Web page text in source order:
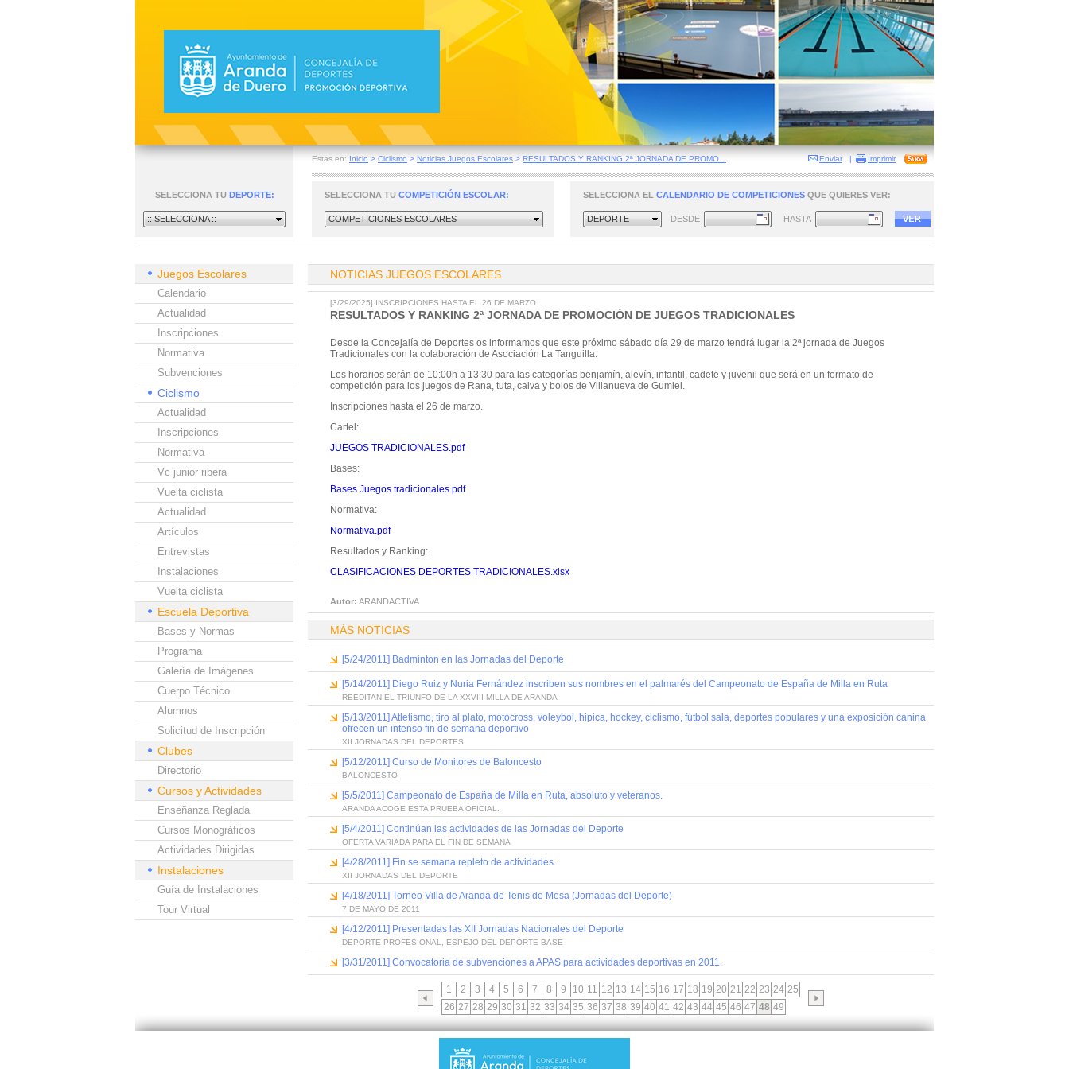
Estas en: Inicio > Ciclismo > Noticias Juegos Escolares > RESULTADOS Y RANKING 2ª JORNADA DE PROMO... Enviar | Imprimir
SELECCIONA TU DEPORTE:
:: SELECCIONA ::
SELECCIONA TU COMPETICIÓN ESCOLAR:
COMPETICIONES ESCOLARES
SELECCIONA EL CALENDARIO DE COMPETICIONES QUE QUIERES VER:
DEPORTE DESDE HASTA
Juegos Escolares
Calendario
Actualidad
Inscripciones
Normativa
Subvenciones
Ciclismo
Actualidad
Inscripciones
Normativa
Vc junior ribera
Vuelta ciclista
Actualidad
Artículos
Entrevistas
Instalaciones
Vuelta ciclista
Escuela Deportiva
Bases y Normas
Programa
Galería de Imágenes
Cuerpo Técnico
Alumnos
Solicitud de Inscripción
Clubes
Directorio
Cursos y Actividades
Enseñanza Reglada
Cursos Monográficos
Actividades Dirigidas
Instalaciones
Guía de Instalaciones
Tour Virtual
NOTICIAS JUEGOS ESCOLARES
[3/29/2025] INSCRIPCIONES HASTA EL 26 DE MARZO
RESULTADOS Y RANKING 2ª JORNADA DE PROMOCIÓN DE JUEGOS TRADICIONALES
Desde la Concejalía de Deportes os informamos que este próximo sábado día 29 de marzo tendrá lugar la 2ª jornada de Juegos
Tradicionales con la colaboración de Asociación La Tanguilla.
Los horarios serán de 10:00h a 13:30 para las categorías benjamín, alevín, infantil, cadete y juvenil que será en un formato de
competición para los juegos de Rana, tuta, calva y bolos de Villanueva de Gumiel.
Inscripciones hasta el 26 de marzo.
Cartel:
JUEGOS TRADICIONALES.pdf
Bases:
Bases Juegos tradicionales.pdf
Normativa:
Normativa.pdf
Resultados y Ranking:
CLASIFICACIONES DEPORTES TRADICIONALES.xlsx
Autor: ARANDACTIVA
MÁS NOTICIAS
[5/24/2011] Badminton en las Jornadas del Deporte
[5/14/2011] Diego Ruiz y Nuria Fernández inscriben sus nombres en el palmarés del Campeonato de España de Milla en Ruta
REEDITAN EL TRIUNFO DE LA XXVIII MILLA DE ARANDA
[5/13/2011] Atletismo, tiro al plato, motocross, voleybol, hipica, hockey, ciclismo, fútbol sala, deportes populares y una exposición canina
ofrecen un intenso fin de semana deportivo
XII JORNADAS DEL DEPORTES
[5/12/2011] Curso de Monitores de Baloncesto
BALONCESTO
[5/5/2011] Campeonato de España de Milla en Ruta, absoluto y veteranos.
ARANDA ACOGE ESTA PRUEBA OFICIAL.
[5/4/2011] Continúan las actividades de las Jornadas del Deporte
OFERTA VARIADA PARA EL FIN DE SEMANA
[4/28/2011] Fin se semana repleto de actividades.
XII JORNADAS DEL DEPORTE
[4/18/2011] Torneo Villa de Aranda de Tenis de Mesa (Jornadas del Deporte)
7 DE MAYO DE 2011
[4/12/2011] Presentadas las XII Jornadas Nacionales del Deporte
DEPORTE PROFESIONAL, ESPEJO DEL DEPORTE BASE
[3/31/2011] Convocatoria de subvenciones a APAS para actividades deportivas en 2011.
1 2 3 4 5 6 7 8 9 10 11 12 13 14 15 16 17 18 19 20 21 22 23 24 25
26 27 28 29 30 31 32 33 34 35 36 37 38 39 40 41 42 43 44 45 46 47 48 49